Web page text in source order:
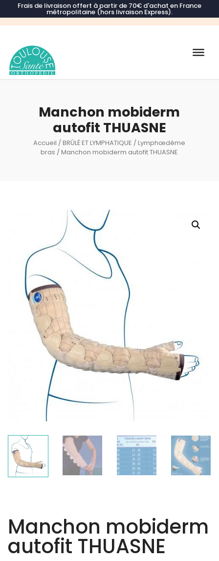
Frais de livraison offert à partir de 70€ d'achat en France
métropolitaine (hors livraison Express).
Recherche
Manchon mobiderm
autofit THUASNE
Accueil /BRÛLÉ ET LYMPHATIQUE /Lymphœdème
bras / Manchon mobiderm autofit THUASNE
Manchon mobiderm
autofit THUASNE